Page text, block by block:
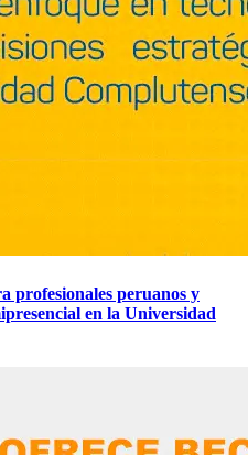
profesionales peruanos y
en la Universidad